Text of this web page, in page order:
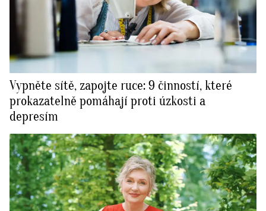
Vypněte sítě, zapojte ruce: 9 činností, které
prokazatelně pomáhají proti úzkosti a
depresím